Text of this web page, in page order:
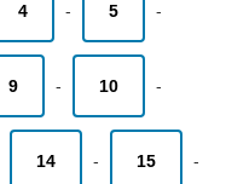
4 - 5 -
9 - 10 -
14 - 15 -